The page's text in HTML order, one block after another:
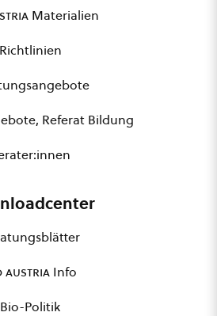
Materialien
Richtlinien
Referat Bildung
austria Info
Bio-Politik